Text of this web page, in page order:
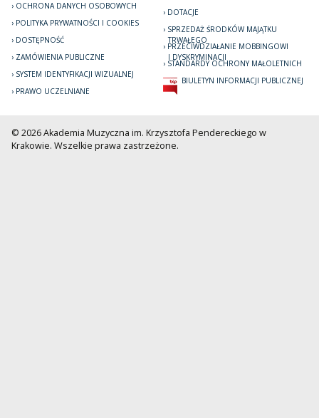
OCHRONA DANYCH OSOBOWYCH
POLITYKA PRYWATNOŚCI I COOKIES
DOSTĘPNOŚĆ
ZAMÓWIENIA PUBLICZNE
SYSTEM IDENTYFIKACJI WIZUALNEJ
PRAWO UCZELNIANE
DOTACJE
SPRZEDAŻ ŚRODKÓW MAJĄTKU
TRWAŁEGO
PRZECIWDZIAŁANIE MOBBINGOWI
I DYSKRYMINACJI
STANDARDY OCHRONY MAŁOLETNICH
BIULETYN INFORMACJI PUBLICZNEJ
© 2026 Akademia Muzyczna im. Krzysztofa Pendereckiego w
Krakowie. Wszelkie prawa zastrzeżone.